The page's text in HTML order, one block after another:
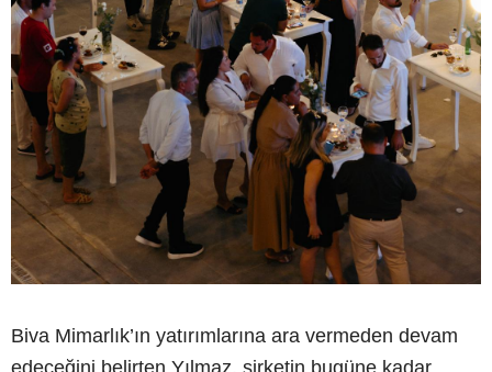
Biva Mimarlık’ın yatırımlarına ara vermeden devam